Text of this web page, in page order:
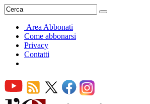
Area Abbonati
Come abbonarsi
Privacy
Contatti